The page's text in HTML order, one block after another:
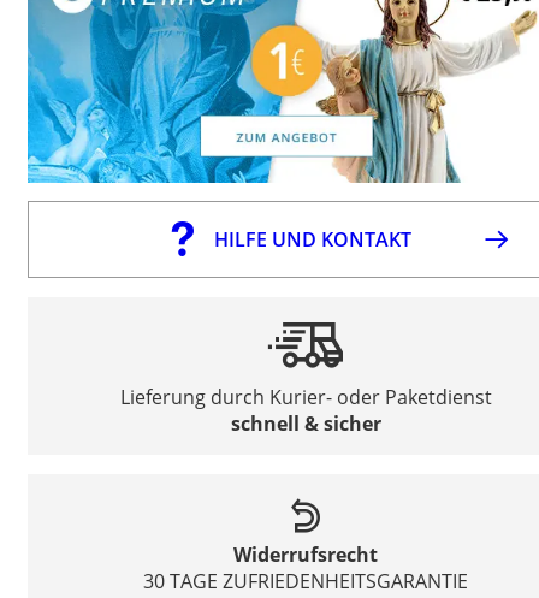
HILFE UND KONTAKT
Lieferung durch Kurier- oder Paketdienst
schnell & sicher
Widerrufsrecht
30 TAGE ZUFRIEDENHEITSGARANTIE